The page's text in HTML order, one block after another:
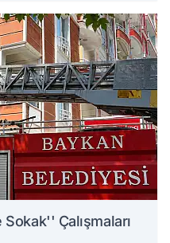
Çalışmaları